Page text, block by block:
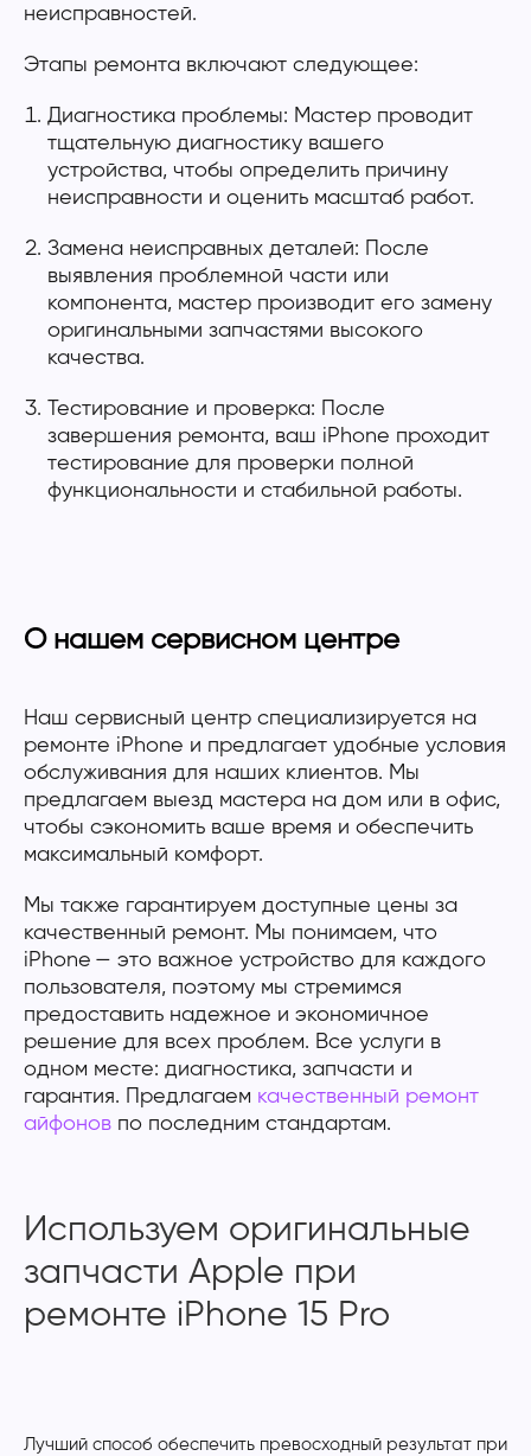
неисправностей.
Этапы ремонта включают следующее:
Диагностика проблемы: Мастер проводит
тщательную диагностику вашего
устройства, чтобы определить причину
неисправности и оценить масштаб работ.
Замена неисправных деталей: После
выявления проблемной части или
компонента, мастер производит его замену
оригинальными запчастями высокого
качества.
Тестирование и проверка: После
завершения ремонта, ваш iPhone проходит
тестирование для проверки полной
функциональности и стабильной работы.
О нашем сервисном центре
Наш сервисный центр специализируется на
ремонте iPhone и предлагает удобные условия
обслуживания для наших клиентов. Мы
предлагаем выезд мастера на дом или в офис,
чтобы сэкономить ваше время и обеспечить
максимальный комфорт.
Мы также гарантируем доступные цены за
качественный ремонт. Мы понимаем, что
iPhone — это важное устройство для каждого
пользователя, поэтому мы стремимся
предоставить надежное и экономичное
решение для всех проблем. Все услуги в
одном месте: диагностика, запчасти и
гарантия. Предлагаем качественный ремонт
айфонов по последним стандартам.
Используем оригинальные
запчасти Apple при
ремонте iPhone 15 Pro
Лучший способ обеспечить превосходный результат при